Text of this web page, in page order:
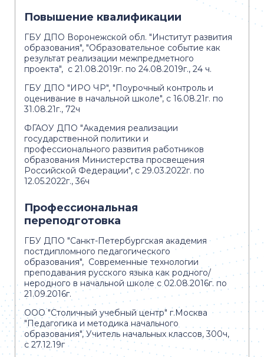
Повышение квалификации
ГБУ ДПО Воронежской обл. "Институт развития
образования", "Образовательное событие как
результат реализации межпредметного
проекта", с 21.08.2019г. по 24.08.2019г., 24 ч.
ГБУ ДПО "ИРО ЧР", "Поурочный контроль и
оценивание в начальной школе", с 16.08.21г. по
31.08.21г., 72ч
ФГАОУ ДПО "Академия реализации
государственной политики и
профессионального развития работников
образования Министерства просвещения
Российской Федерации", с 29.03.2022г. по
12.05.2022г., 36ч
Профессиональная
переподготовка
ГБУ ДПО "Санкт-Петербургская академия
постдипломного педагогического
образования", Современные технологии
преподавания русского языка как родного/
неродного в начальной школе с 02.08.2016г. по
21.09.2016г.
ООО "Столичный учебный центр" г.Москва
"Педагогика и методика начального
образования", Учитель начальных классов, 300ч,
с 27.12.19г